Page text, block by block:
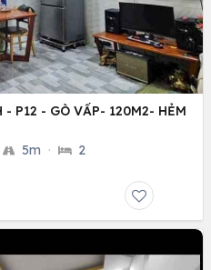
P12 - GÒ VẤP- 120M2- HẺM
5m · 2